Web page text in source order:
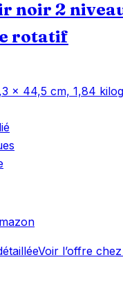
noir 2
rotatif
x 44,5 cm, 1,84
Voir l’offre